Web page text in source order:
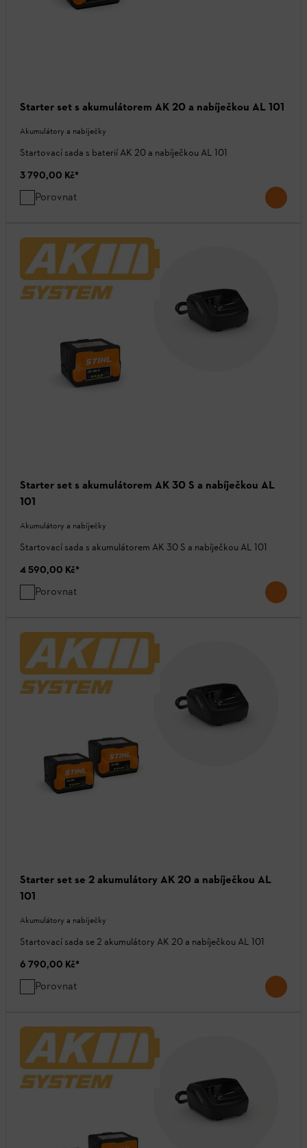
Starter set s akumulátorem AK 20 a nabíječkou AL 101
Akumulátory a nabíječky
Startovací sada s baterií AK 20 a nabíječkou AL 101
3 790,00 Kč*
Porovnat
Starter set s akumulátorem AK 30 S a nabíječkou AL
101
Akumulátory a nabíječky
Startovací sada s akumulátorem AK 30 S a nabíječkou AL 101
4 590,00 Kč*
Porovnat
Starter set se 2 akumulátory AK 20 a nabíječkou AL
101
Akumulátory a nabíječky
Startovací sada se 2 akumulátory AK 20 a nabíječkou AL 101
6 790,00 Kč*
Porovnat